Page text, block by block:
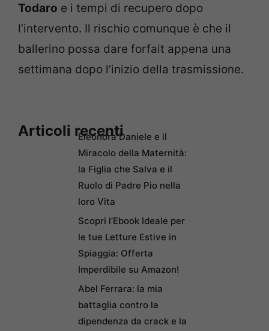
Todaro e i tempi di recupero dopo
l’intervento. Il rischio comunque è che il
ballerino possa dare forfait appena una
settimana dopo l’inizio della trasmissione.
Articoli recentiEleonora Daniele e il
Miracolo della Maternità:
la Figlia che Salva e il
Ruolo di Padre Pio nella
loro Vita
Scopri l’Ebook Ideale per
le tue Letture Estive in
Spiaggia: Offerta
Imperdibile su Amazon!
Abel Ferrara: la mia
battaglia contro la
dipendenza da crack e la